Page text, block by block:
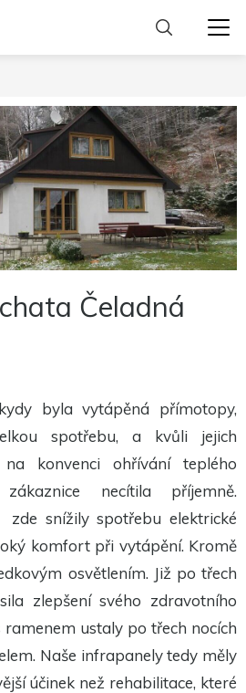
Čeladná
byla vytápěná přímotopy,
spotřebu, a kvůli jejich
konvenci ohřívání teplého
necítila příjemně.
zde snížily spotřebu elektrické
komfort při vytápění. Kromě
osvětlením. Již po třech
zlepšení svého zdravotního
ustaly po třech nocích
Naše infrapanely tedy měly
účinek než rehabilitace, které
Nutné
Tyto
cookies
nejsou
volitelné.
potřeba
fungování
Statistiky
Abychom
mohli
zlepšit
funkčnost
a
strukturu